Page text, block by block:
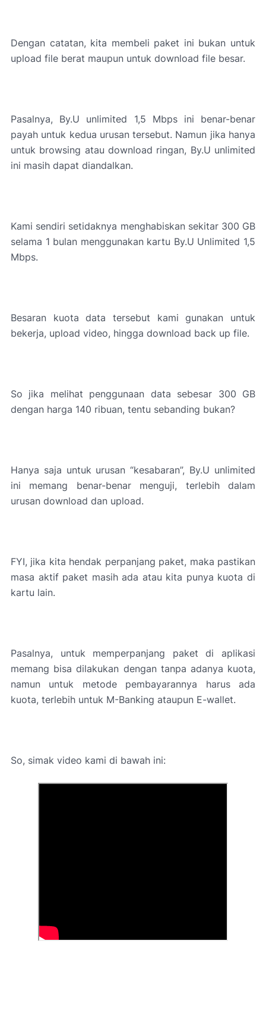
Dengan catatan, kita membeli paket ini bukan untuk
upload file berat maupun untuk download file besar.
Pasalnya, By.U unlimited 1,5 Mbps ini benar-benar
payah untuk kedua urusan tersebut. Namun jika hanya
untuk browsing atau download ringan, By.U unlimited
ini masih dapat diandalkan.
Kami sendiri setidaknya menghabiskan sekitar 300 GB
selama 1 bulan menggunakan kartu By.U Unlimited 1,5
Mbps.
Besaran kuota data tersebut kami gunakan untuk
bekerja, upload video, hingga download back up file.
So jika melihat penggunaan data sebesar 300 GB
dengan harga 140 ribuan, tentu sebanding bukan?
Hanya saja untuk urusan “kesabaran”, By.U unlimited
ini memang benar-benar menguji, terlebih dalam
urusan download dan upload.
FYI, jika kita hendak perpanjang paket, maka pastikan
masa aktif paket masih ada atau kita punya kuota di
kartu lain.
Pasalnya, untuk memperpanjang paket di aplikasi
memang bisa dilakukan dengan tanpa adanya kuota,
namun untuk metode pembayarannya harus ada
kuota, terlebih untuk M-Banking ataupun E-wallet.
So, simak video kami di bawah ini: